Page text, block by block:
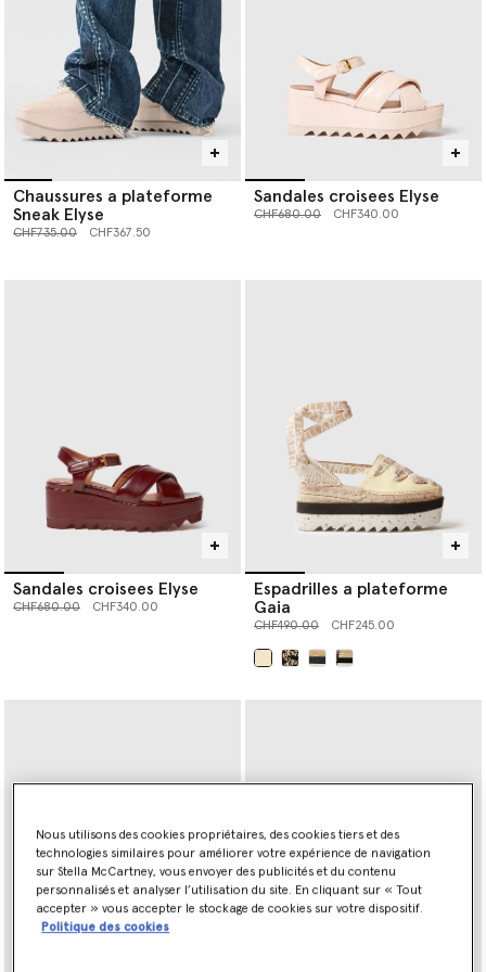
chaussures Stella McCartney ci-dessous.
Chaussures a plateforme
Sneak Elyse
Prix réduit à partir de
CHF735.00jusqu’à
CHF367.50
Sandales croisees Elyse
Prix réduit à partir de
CHF680.00jusqu’à
CHF340.00
Sandales croisees Elyse
Prix réduit à partir de
CHF680.00jusqu’à
CHF340.00
Espadrilles a plateforme
Gaia
Prix réduit à partir de
CHF490.00jusqu’à
CHF245.00
Nous utilisons des cookies propriétaires, des cookies tiers et des
technologies similaires pour améliorer votre expérience de navigation
sur Stella McCartney, vous envoyer des publicités et du contenu
personnalisés et analyser l’utilisation du site. En cliquant sur « Tout
accepter » vous accepter le stockage de cookies sur votre dispositif.
Politique des cookies